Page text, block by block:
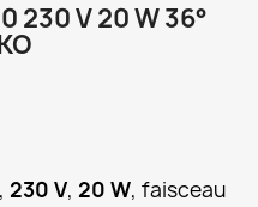
230 V 20 W 36°
230 V, 20 W, faisceau